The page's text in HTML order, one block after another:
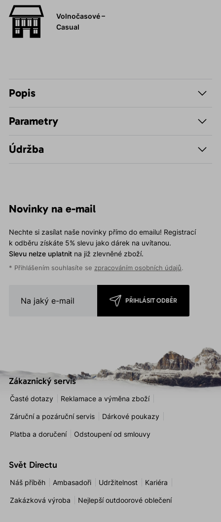
Volnočasové –
Casual
Popis
Parametry
Údržba
Novinky na e-mail
Nechte si zasílat naše novinky přímo do emailu! Registrací
k odběru získáte 5% slevu jako dárek na uvítanou.
Slevu nelze uplatnitna již zlevněné zboží.
* Přihlášením souhlasíte se zpracováním osobních údajů.
PŘIHLÁSIT ODBĚR
Zákaznický servis
Časté dotazy Reklamace a výměna zboží
Záruční a pozáruční servis Dárkové poukazy
Platba a doručení Odstoupení od smlouvy
Svět Directu
Náš příběh Ambasadoři Udržitelnost Kariéra
Zakázková výroba Nejlepší outdoorové oblečení